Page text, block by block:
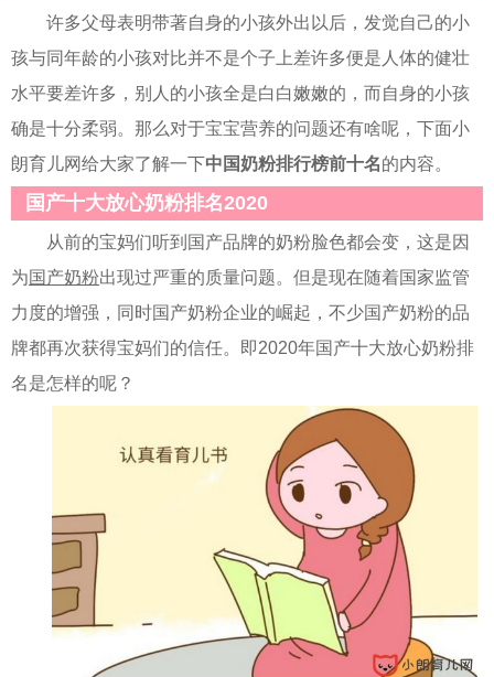
许多父母表明带著自身的小孩外出以后，发觉自己的小
孩与同年龄的小孩对比并不是个子上差许多便是人体的健壮
水平要差许多，别人的小孩全是白白嫩嫩的，而自身的小孩
确是十分柔弱。那么对于宝宝营养的问题还有啥呢，下面小
朗育儿网给大家了解一下中国奶粉排行榜前十名的内容。
国产十大放心奶粉排名2020
从前的宝妈们听到国产品牌的奶粉脸色都会变，这是因
为国产奶粉出现过严重的质量问题。但是现在随着国家监管
力度的增强，同时国产奶粉企业的崛起，不少国产奶粉的品
牌都再次获得宝妈们的信任。即2020年国产十大放心奶粉排
名是怎样的呢？